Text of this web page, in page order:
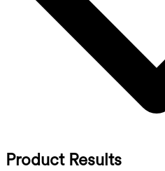
Product Results